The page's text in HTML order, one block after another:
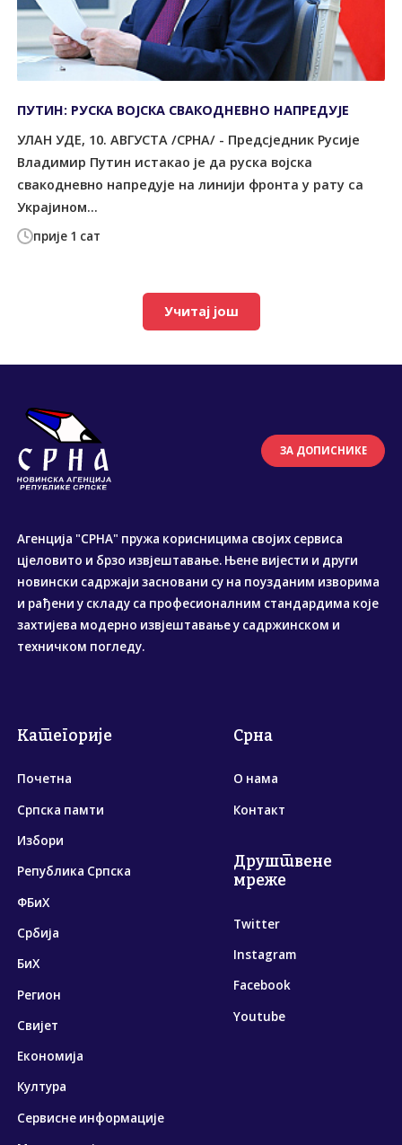
прије 1 сат
ПУТИН: РУСКА ВОЈСКА СВАКОДНЕВНО НАПРЕДУЈЕ
УЛАН УДЕ, 10. АВГУСТА /СРНА/ - Предсједник Русије
Владимир Путин истакао је да руска војска
свакодневно напредује на линији фронта у рату са
Украјином...
Учитај још
ЗА ДОПИСНИКЕ
Агенција "СРНА" пружа корисницима својих сервиса
цјеловито и брзо извјештавање. Њене вијести и други
новински садржаји засновани су на поузданим изворима
и рађени у складу са професионалним стандардима које
захтијева модерно извјештавање у садржинском и
техничком погледу.
Категорије
Почетна
Српска памти
Избори
Република Српска
ФБиХ
Србија
БиХ
Регион
Свијет
Економија
Култура
Сервисне информације
Срна
О нама
Контакт
Друштвене
мреже
Twitter
Instagram
Facebook
Youtube